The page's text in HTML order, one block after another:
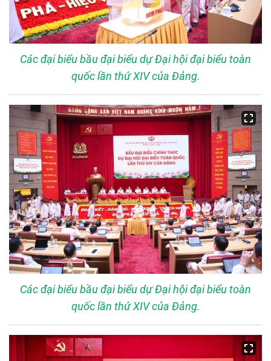
Các đại biểu bầu đại biểu dự Đại hội đại biểu toàn
quốc lần thứ XIV của Đảng.
Các đại biểu bầu đại biểu dự Đại hội đại biểu toàn
quốc lần thứ XIV của Đảng.